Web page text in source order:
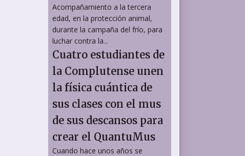
Acompañamiento a la tercera
edad, en la protección animal,
durante la campaña del frío, para
luchar contra la...
Cuatro estudiantes de
la Complutense unen
la física cuántica de
sus clases con el mus
de sus descansos para
crear el QuantuMus
Cuando hace unos años se